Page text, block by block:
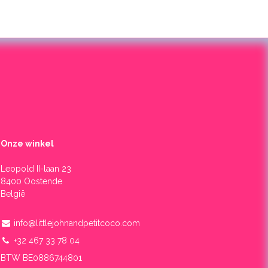
Onze winkel
Leopold II-laan 23
8400 Oostende
België
info@littlejohnandpetitcoco.com
+32 467 33 78 04
BTW BE0886744801